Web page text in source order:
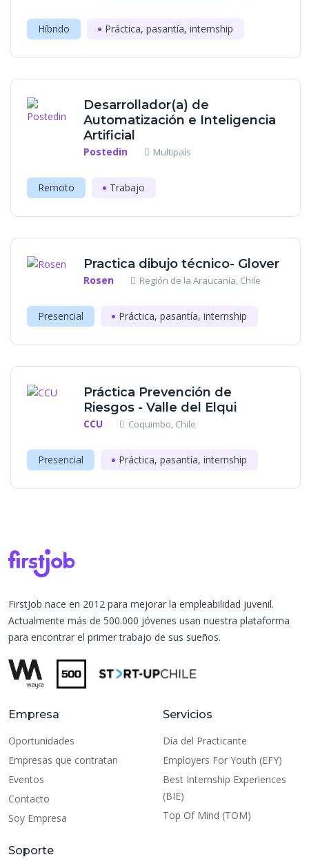
Híbrido Práctica, pasantía, internship
Desarrollador(a) de
Automatización e Inteligencia
Artificial
Postedin Multipaís
Remoto Trabajo
Practica dibujo técnico- Glover
Rosen Región de la Araucanía, Chile
Presencial Práctica, pasantía, internship
Práctica Prevención de
Riesgos - Valle del Elqui
CCU Coquimbo, Chile
Presencial Práctica, pasantía, internship
FirstJob nace en 2012 para mejorar la empleabilidad juvenil.
Actualmente más de 500.000 jóvenes usan nuestra plataforma
para encontrar el primer trabajo de sus sueños.
Empresa
Oportunidades
Empresas que contratan
Eventos
Contacto
Soy Empresa
Servicios
Día del Practicante
Employers For Youth (EFY)
Best Internship Experiences
(BIE)
Top Of Mind (TOM)
Soporte